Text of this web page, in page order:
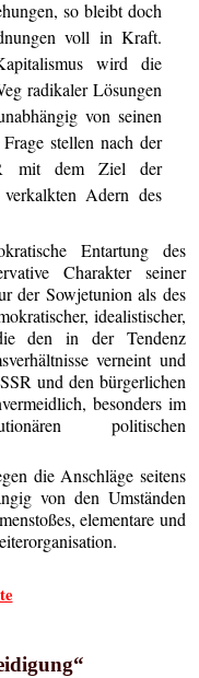
so bleibt doch
voll in Kraft.
wird die
radikaler Lösungen
von seinen
stellen nach der
mit dem Ziel der
Adern des
Entartung des
Charakter seiner
der Sowjetunion als des
idealistischer,
den in der Tendenz
verneint und
und den bürgerlichen
besonders im
politischen
die Anschläge seitens
von den Umständen
elementare und